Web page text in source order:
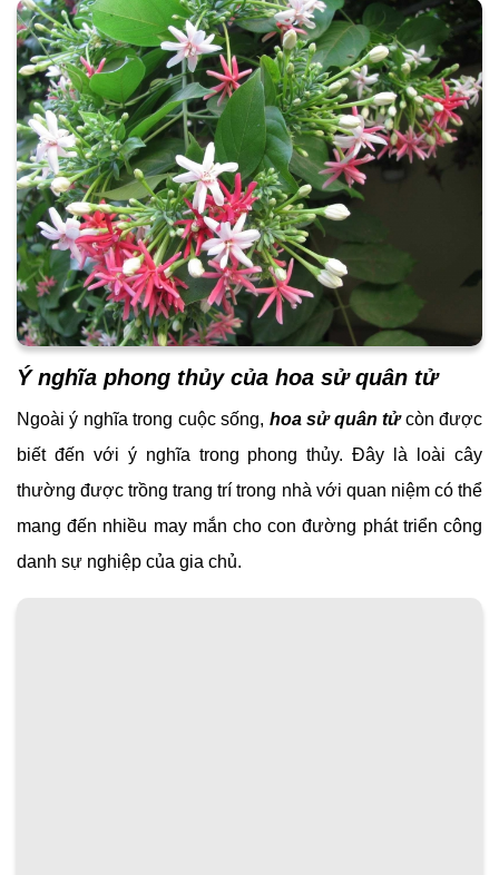
Ý nghĩa phong thủy của hoa sử quân tử
Ngoài ý nghĩa trong cuộc sống, hoa sử quân tửcòn được
biết đến với ý nghĩa trong phong thủy. Đây là loài cây
thường được trồng trang trí trong nhà với quan niệm có thể
mang đến nhiều may mắn cho con đường phát triển công
danh sự nghiệp của gia chủ.